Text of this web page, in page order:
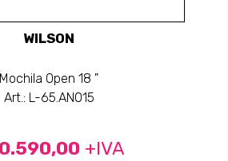
WILSON
Mochila Open 18 "
Art.: L-65.AN015
+IVA